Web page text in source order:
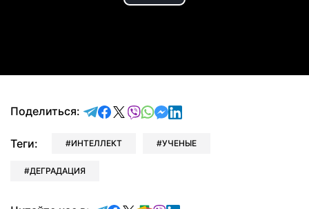
Поделиться: отправить в Telegram
поделиться в Facebook
поделиться в X
отправить в Viber
отправить в Whatsapp
отправить в Messenger
отправить в LinkedIn
Теги: ИНТЕЛЛЕКТ УЧЕНЫЕ
ДЕГРАДАЦИЯ